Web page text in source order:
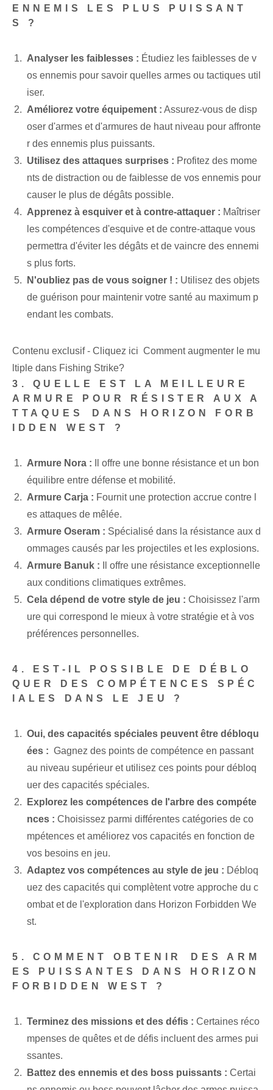
ENNEMIS LES PLUS PUISSANT
S ?
Analyser les faiblesses : Étudiez les faiblesses de v
os ennemis⁢ pour savoir quelles armes ou tactiques util
iser.
Améliorez votre équipement : Assurez-vous de disp
oser d'armes et d'armures de haut niveau pour affronte
r des ennemis plus puissants.
Utilisez des attaques surprises : Profitez des mome
nts de distraction ou de faiblesse de vos ennemis pour
causer le plus de dégâts possible.
Apprenez à esquiver et à contre-attaquer : Maîtriser
les compétences d'esquive et de contre-attaque vous
permettra d'éviter les dégâts et de vaincre des ennemi
s plus forts.
N'oubliez pas de vous soigner ! : Utilisez des objets
de guérison pour maintenir votre santé au maximum p
endant les combats.
Contenu exclusif - Cliquez ici Comment augmenter le mu
ltiple dans Fishing Strike?
3. ‌QUELLE EST LA MEILLEURE
ARMURE POUR RÉSISTER AUX A
TTAQUES⁢ DANS HORIZON FORB
IDDEN WEST ?
Armure ⁢Nora : Il offre une bonne résistance et un bon
équilibre entre défense et mobilité.
Armure Carja : Fournit une protection accrue contre l
es attaques de mêlée.
Armure Oseram : ⁣Spécialisé dans ⁢la résistance aux d
ommages causés par les projectiles et les explosions.
Armure Banuk : Il offre une résistance exceptionnelle
aux conditions climatiques extrêmes.
Cela dépend de votre style de jeu : Choisissez l'arm
ure qui correspond le mieux à votre stratégie et à vos
préférences personnelles.
4. EST-IL POSSIBLE DE DÉBLO
QUER DES COMPÉTENCES SPÉC
IALES DANS LE JEU ?
Oui, des capacités spéciales peuvent être débloqu
ées : ‌ Gagnez des points de compétence en passant
au niveau supérieur et utilisez ces points pour débloq
uer des capacités spéciales.
Explorez les compétences de l'arbre des compéte
nces : Choisissez parmi différentes catégories de co
mpétences et améliorez vos capacités en fonction de
vos besoins en jeu.
Adaptez vos compétences au style de jeu : Débloq
uez des capacités qui complètent votre approche du c
ombat et de l'exploration dans Horizon ⁢Forbidden We
st.
5.‌ COMMENT OBTENIR⁤ DES ARM
ES PUISSANTES DANS HORIZON
FORBIDDEN WEST ?
Terminez des missions et des défis : Certaines réco
mpenses de quêtes et de défis incluent des armes pui
ssantes.
Battez des ennemis et des boss puissants : Certai